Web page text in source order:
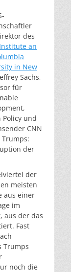
des
an
in New
Sachs,
für
Policy und
CNN
der
der
meisten
aus einer
im
aus der das
Fast
Trumps
noch die